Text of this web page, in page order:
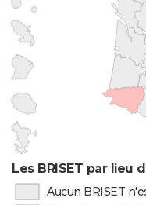
Les BRISET par lieu
Aucun BRISET